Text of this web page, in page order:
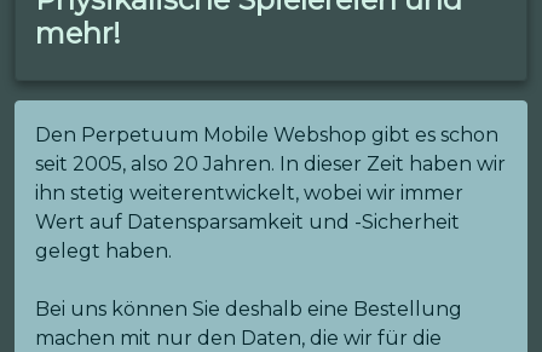
mehr!
Den Perpetuum Mobile Webshop gibt es schon
seit 2005, also 20 Jahren. In dieser Zeit haben wir
ihn stetig weiterentwickelt, wobei wir immer
Wert auf Datensparsamkeit und -Sicherheit
gelegt haben.
Bei uns können Sie deshalb eine Bestellung
machen mit nur den Daten, die wir für die